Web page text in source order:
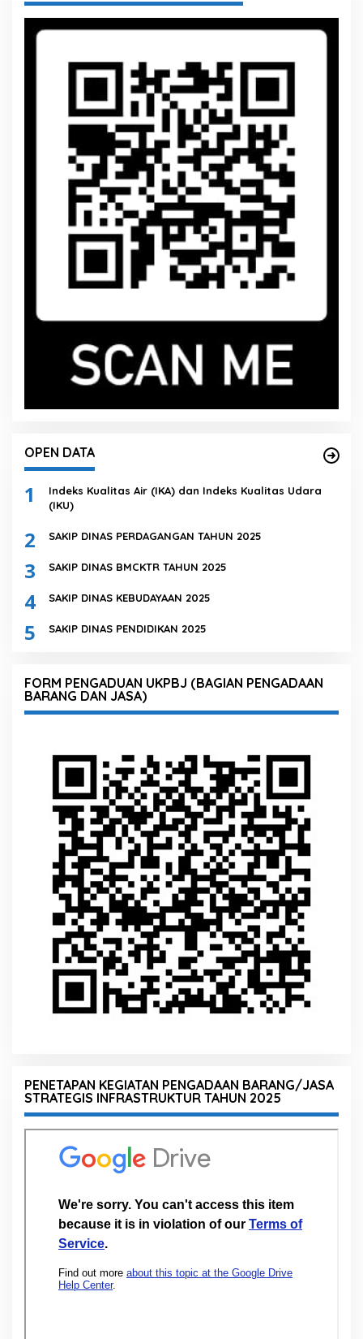
OPEN DATA
1
Indeks Kualitas Air (IKA) dan Indeks Kualitas Udara
(IKU)
2 SAKIP DINAS PERDAGANGAN TAHUN 2025
3 SAKIP DINAS BMCKTR TAHUN 2025
4 SAKIP DINAS KEBUDAYAAN 2025
5 SAKIP DINAS PENDIDIKAN 2025
FORM PENGADUAN UKPBJ (BAGIAN PENGADAAN
BARANG DAN JASA)
PENETAPAN KEGIATAN PENGADAAN BARANG/JASA
STRATEGIS INFRASTRUKTUR TAHUN 2025